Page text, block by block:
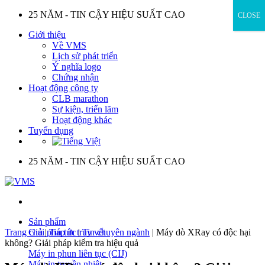
Skip
content
25 NĂM - TIN CẬY HIỆU SUẤT CAO
Giới thiệu
Về VMS
Lịch sử phát triển
Ý nghĩa logo
Chứng nhận
Hoạt động công ty
CLB marathon
Sự kiện, triển lãm
Hoạt động khác
Tuyển dụng
25 NĂM - TIN CẬY HIỆU SUẤT CAO
Sản phẩm
Giải pháp in truy vết
Máy in phun liên tục (CIJ)
Trang chủ|Tin tức|Tin chuyên ngành | Máy dò XRay có độc hại
không? Giải pháp kiểm tra hiệu quả
CLOSE